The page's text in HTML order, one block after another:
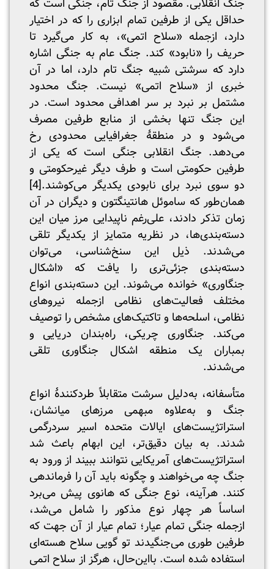
جنگ انقلابی. مقصود از جنگ تام، جنگی است که
حداقل یکی از طرفین تمام ابزاری را که در اختیار
دارد، از‌جمله «سلاح اتمی»، به کار می‌گیرد تا
حریف را «نابود» کند. جنگ عام به جنگی اشاره
دارد که سرشتی شبیه جنگ تام دارد، اما در آن
خبری از «سلاح اتمی» نیست. جنگ محدود
مشتمل بر نبرد بر سر اهدافی محدود است. در
این جنگ تنها بخشی از منابع طرفین مصرف
می‌شود و در منطقۀ جغرافیایی محدودی رخ
می‌دهد. جنگ انقلابی جنگی است که یکی از
طرفین حکومتی است و طرف دیگر غیرحکومتی و
دو سوی نبرد برای نابودی یکدیگر می‌کوشند.[4]
همان‌طور که ساموئل هانتینگتون و دیگران در آن
زمان تذکر دادند، علی‌رغم ناپیدایی مرز میان این
دسته‌بندی‌ها، در نظریه متمایز از یکدیگر تلقی
می‌شدند. ذیل این سنخ‌شناسی، می‌توان
دسته‌بندی جزئی‌تری را یافت که «اشکال
جنگاوری» خوانده می‌شوند. این دسته‌بندی انواع
مختلف فعالیت‌های نظامی ازجمله نیروهای
نظامی، اسلحه‌ها و تاکتیک‌های مشخص را توصیف
می‌کند. جنگاوری چریکی، راه‌بندان دریایی و
بمباران یک منطقه‌ اشکال جنگاوری تلقی
می‌شدند.
متأسفانه، به‌دلیل سرشت متقابلاً طردکنندۀ انواع
جنگ و به‌علاوه مبهمی مرزهای میانشان،
استراتژیست‌های ایالات متحده اسیر سردرگمی
شدند. به بیان دقیق‌تر، این ابهام باعث شد
استراتژیست‌های آمریکایی نتوانند ببیند از ورود به
جنگ چه می‌خواهند و چگونه باید آن را فرماندهی
کنند. هرآینه، نوع جنگی که هانوی پیش می‌برد
اساساً هر چهار نوع مذکور را شامل می‌شد،
ازجمله جنگی تمام عیار؛ تمام عیار از آن جهت که
طرفین طوری می‌جنگیدند تو گویی سلاح هسته‌ای
استفاده شده است. بااین‌حال، هرگز از سلاح اتمی